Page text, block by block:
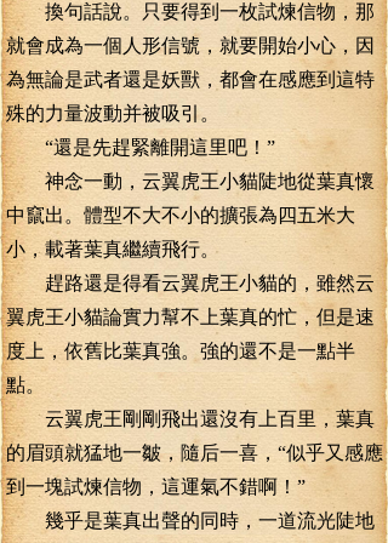
換句話說。只要得到一枚試煉信物，那
就會成為一個人形信號，就要開始小心，因
為無論是武者還是妖獸，都會在感應到這特
殊的力量波動并被吸引。
“還是先趕緊離開這里吧！”
神念一動，云翼虎王小貓陡地從葉真懷
中竄出。體型不大不小的擴張為四五米大
小，載著葉真繼續飛行。
趕路還是得看云翼虎王小貓的，雖然云
翼虎王小貓論實力幫不上葉真的忙，但是速
度上，依舊比葉真強。強的還不是一點半
點。
云翼虎王剛剛飛出還沒有上百里，葉真
的眉頭就猛地一皺，隨后一喜，“似乎又感應
到一塊試煉信物，這運氣不錯啊！”
幾乎是葉真出聲的同時，一道流光陡地